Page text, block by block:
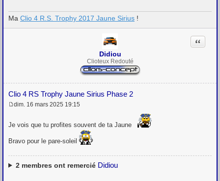
Ma Clio 4 R.S. Trophy 2017 Jaune Sirius !
Didiou
Clioteux Redouté
Clio 4 RS Trophy Jaune Sirius Phase 2
Citation
s
g
dim. 16 mars 2025 19:15
Je vois que tu profites souvent de ta Jaune
Bravo pour le pare-soleil
2membres ont remercié Didiou